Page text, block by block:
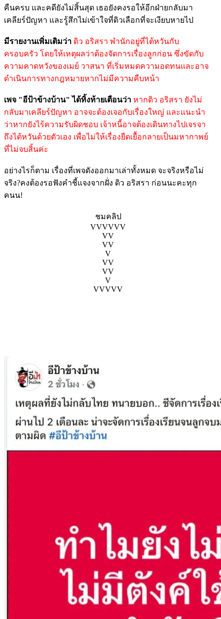
คืนครบ และคดียังไม่สิ้นสุด เธอยังคงรอให้อีกฝ่ายกลับมา
เคลียร์ปัญหา และรู้สึกไม่เข้าใจที่ดิวเลือกที่จะเงียบหายไป
มีรายงานเพิ่มเติมว่า ดิว อริสรา พำนักอยู่ที่ไต้หวันกับ
ครอบครัว โดยให้เหตุผลว่าต้องจัดการเรื่องลูกก่อน ซึ่งขัดกับ
ความคาดหวังของเมย์ วาสนา ที่เริ่มหมดความอดทนและอาจ
ดำเนินการทางกฎหมายหากไม่มีความคืบหน้า
เพจ "อีป้าข้างบ้าน" ได้ทิ้งท้ายเตือนว่า หากดิว อริสรา ยังไม่
กลับมาเคลียร์ปัญหา อาจจะต้องเจอกับเรื่องใหญ่ และแนะนำ
ว่าหากยังไร้ความรับผิดชอบ เจ้าหนี้อาจต้องเดินทางไปเจรจา
ถึงไต้หวันด้วยตัวเอง เพื่อไม่ให้เรื่องยืดเยื้อกลายเป็นมหากาพย์
ที่ไม่จบสิ้นค่ะ
อย่างไรก็ตาม เรื่องที่เพจดังออกมาเล่าทั้งหมด จะจริงหรือไม่
จริง?คงต้องรอฟังคำชี้แจงจากฝั่ง ดิว อริสรา ก่อนนะคะทุก
คนน!
ชมคลิป
VVVVVV
VV
VV
V
VV
VV
V
VVVVV